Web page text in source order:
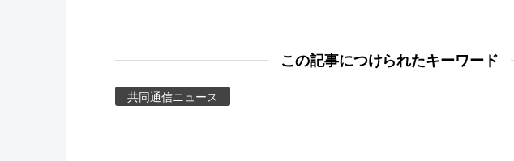
この記事につけられたキーワード
共同通信ニュース